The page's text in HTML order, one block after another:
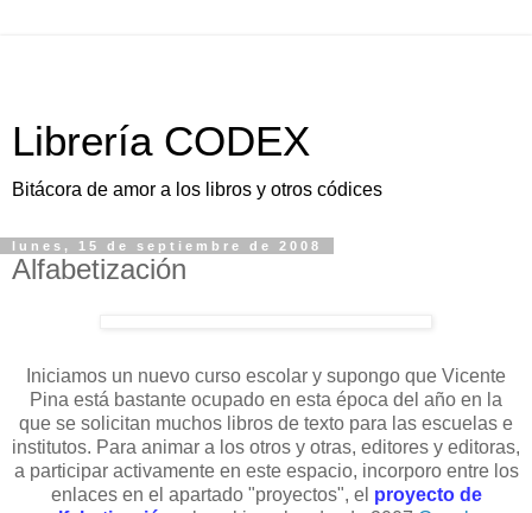
Librería CODEX
Bitácora de amor a los libros y otros códices
lunes, 15 de septiembre de 2008
Alfabetización
Iniciamos un nuevo curso escolar y supongo que Vicente
Pina está bastante ocupado en esta época del año en la
que se solicitan muchos libros de texto para las escuelas e
institutos. Para animar a los otros y otras, editores y editoras,
a participar activamente en este espacio, incorporo entre los
enlaces en el apartado "proyectos", el proyecto de